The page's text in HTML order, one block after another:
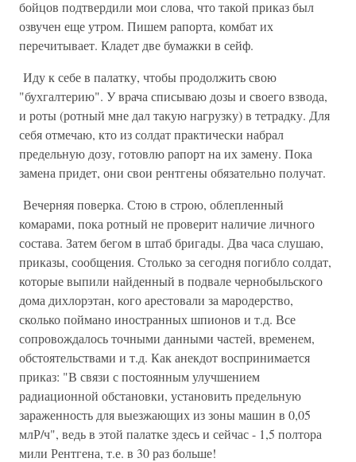
бойцов подтвердили мои слова, что такой приказ был
озвучен еще утром. Пишем рапорта, комбат их
перечитывает. Кладет две бумажки в сейф.
Иду к себе в палатку, чтобы продолжить свою
"бухгалтерию". У врача списываю дозы и своего взвода,
и роты (ротный мне дал такую нагрузку) в тетрадку. Для
себя отмечаю, кто из солдат практически набрал
предельную дозу, готовлю рапорт на их замену. Пока
замена придет, они свои рентгены обязательно получат.
Вечерняя поверка. Стою в строю, облепленный
комарами, пока ротный не проверит наличие личного
состава. Затем бегом в штаб бригады. Два часа слушаю,
приказы, сообщения. Столько за сегодня погибло солдат,
которые выпили найденный в подвале чернобыльского
дома дихлорэтан, кого арестовали за мародерство,
сколько поймано иностранных шпионов и т.д. Все
сопровождалось точными данными частей, временем,
обстоятельствами и т.д. Как анекдот воспринимается
приказ: "В связи с постоянным улучшением
радиационной обстановки, установить предельную
зараженность для выезжающих из зоны машин в 0,05
млР/ч", ведь в этой палатке здесь и сейчас - 1,5 полтора
мили Рентгена, т.е. в 30 раз больше!